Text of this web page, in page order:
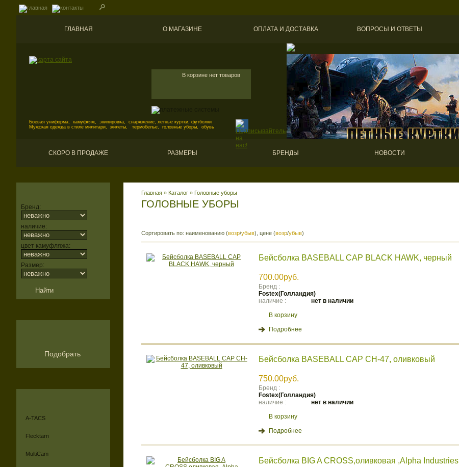
ГЛАВНАЯ О МАГАЗИНЕ ОПЛАТА И ДОСТАВКА ВОПРОСЫ И ОТВЕТЫ
В корзине нет товаров
Боевая униформа, камуфляж, экипировка, снаряжение, летные куртки, футболки
Мужская одежда в стиле милитари, жилеты, термобелье, головные уборы, обувь
СКОРО В ПРОДАЖЕ РАЗМЕРЫ БРЕНДЫ НОВОСТИ
Бренд:
наличие:
цвет камуфляжа:
Размер:
Подобрать
A-TACS
Flecktarn
MultiCam
ГОЛОВНЫЕ УБОРЫ
Главная » Каталог » Головные уборы
Сортировать по: наименованию (возр/убыв), цене (возр/убыв)
Бейсболка BASEBALL CAP BLACK HAWK, черный
700.00руб.
Бренд :
Fostex(Голландия)
наличие :
нет в наличии
В корзину
Подробнее
Бейсболка BASEBALL CAP CH-47, оливковый
750.00руб.
Бренд :
Fostex(Голландия)
наличие :
нет в наличии
В корзину
Подробнее
Бейсболка BIG A CROSS,оливковая ,Alpha Industries